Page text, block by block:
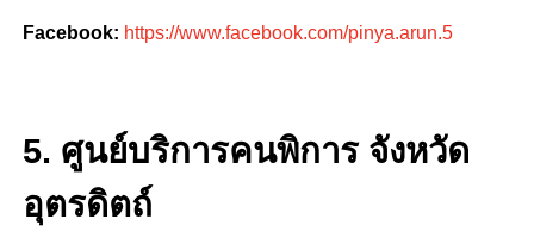
Facebook: https://www.facebook.com/pinya.arun.5
5. ศูนย์บริการคนพิการ จังหวัด
อุตรดิตถ์